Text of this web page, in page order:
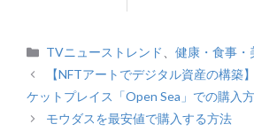
カ
テ
リ
ー
TVニューストレンド 、健康・食事・
【NFTアートでデジタル資産の構築
ケットプレイス「Open Sea」での購入
モウダスを最安値で購入する方法